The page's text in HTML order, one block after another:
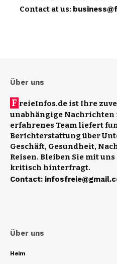
Contact at us:
Über uns
F reieInfos.de ist Ihre
unabhängige Nachrichten
erfahrenes Team liefert
Berichterstattung über
Geschäft, Gesundheit,
Reisen. Bleiben Sie mit
kritisch hinterfragt.
Contact:
Über uns
Heim